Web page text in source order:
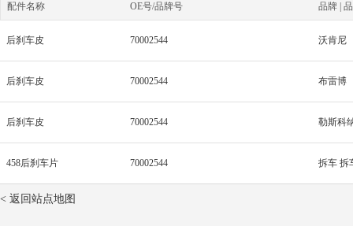
配件名称 OE号/品牌号 品牌 |
后刹车皮 70002544 沃肯尼
后刹车皮 70002544 布雷博
后刹车皮 70002544 勒斯科
458后刹车片 70002544 拆车 拆
< 返回站点地图